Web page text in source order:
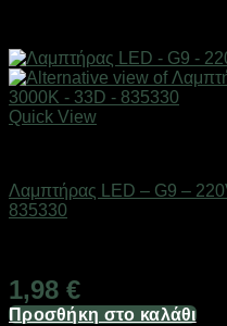
Quick View
Λαμπτήρας LED – G9 –
835330
1,98 €
Προσθήκη στο καλάθι